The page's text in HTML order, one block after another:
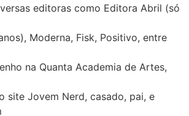
editoras como Editora Abril (só
Moderna, Fisk, Positivo, entre
na Quanta Academia de Artes,
site Jovem Nerd, casado, pai, e